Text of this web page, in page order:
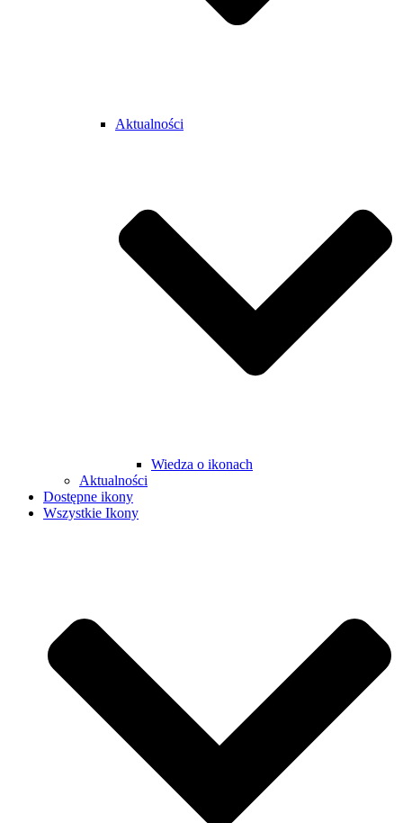
Aktualności
Wiedza o ikonach
Aktualności
Dostępne ikony
Wszystkie Ikony